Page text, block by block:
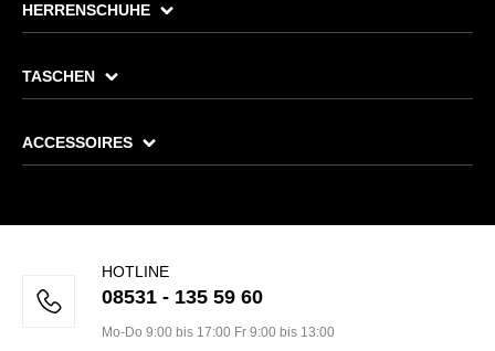
HERRENSCHUHE
TASCHEN
ACCESSOIRES
HOTLINE
08531 - 135 59 60
Mo-Do 9:00 bis 17:00 Fr 9:00 bis 13:00